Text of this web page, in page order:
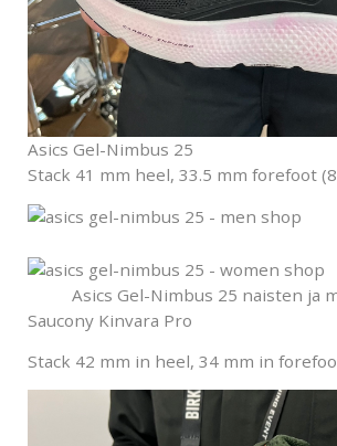
Asics Gel-Nimbus 25
Stack 41 mm heel, 33.5 mm forefoot
Asics Gel-Nimbus 25 naisten ja
Saucony Kinvara Pro
Stack 42 mm in heel, 34 mm in